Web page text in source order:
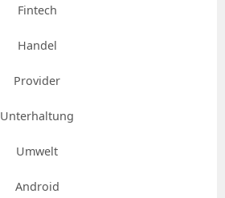
Fintech
Handel
Provider
Unterhaltung
Umwelt
Android